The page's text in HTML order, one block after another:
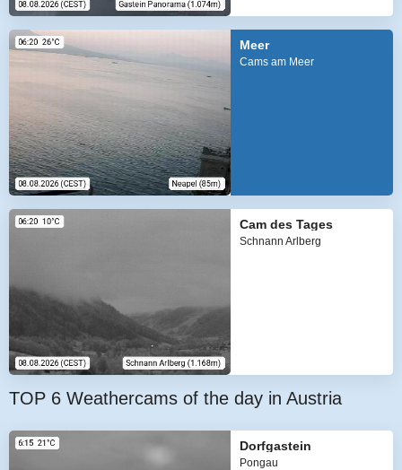
Meer
Cams am Meer
Cam des Tages
Schnann Arlberg
TOP 6 Weathercams of the day in Austria
Dorfgastein
Pongau